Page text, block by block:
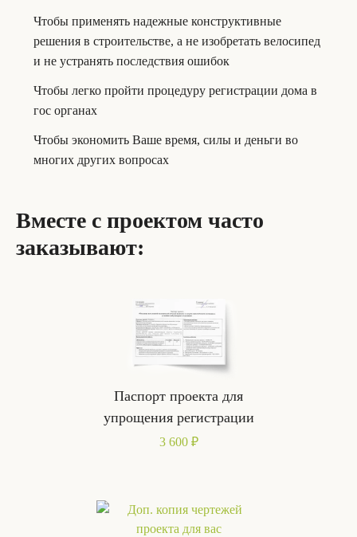
Чтобы применять надежные конструктивные
решения в строительстве, а не изобретать велосипед
и не устранять последствия ошибок
Чтобы легко пройти процедуру регистрации дома в
гос органах
Чтобы экономить Ваше время, силы и деньги во
многих других вопросах
Вместе с проектом часто
заказывают:
Паспорт проекта для
упрощения регистрации
3 600 ₽